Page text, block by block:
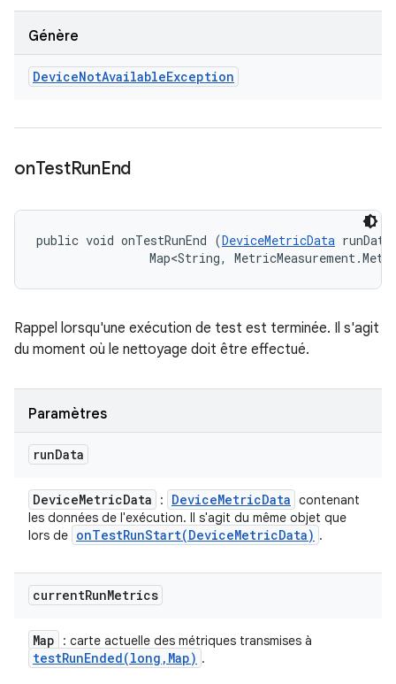
Génère
DeviceNotAvailableException
onTestRunEnd
public void onTestRunEnd (DeviceMetricData
Map<String,
Rappel lorsqu'une exécution de test est terminée. Il s'agit
du moment où le nettoyage doit être effectué.
Paramètres
runData
DeviceMetricData : DeviceMetricData contenant
les données de l'exécution. Il s'agit du même objet que
lors de onTestRunStart(DeviceMetricData) .
currentRunMetrics
Map : carte actuelle des métriques transmises à
testRunEnded(long , Map) .